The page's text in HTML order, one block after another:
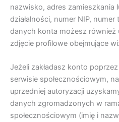
nazwisko, adres zamieszkania
działalności, numer NIP,
danych konta możesz również
zdjęcie profilowe obejmujące
Jeżeli zakładasz konto
serwisie społecznościowym,
uprzedniej autoryzacji
danych zgromadzonych w
społecznościowym (imię i